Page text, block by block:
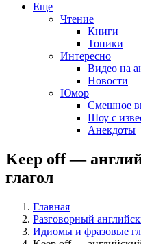
Еще
Чтение
Книги
Топики
Интересно
Видео на
Новости
Юмор
Смешное
Шоу с
Анекдоты
Keep off —
глагол
Главная
Разговорный
Идиомы и фразовые